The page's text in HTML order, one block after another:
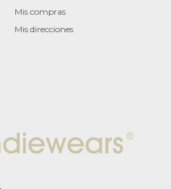
Mis compras
Mis direcciones